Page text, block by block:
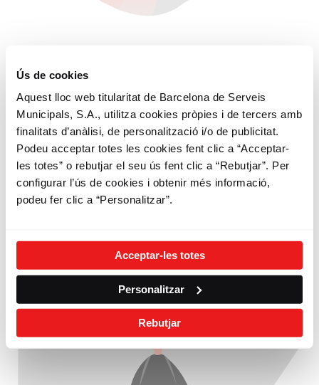
Ús de cookies
Aquest lloc web titularitat de Barcelona de Serveis
Municipals, S.A., utilitza cookies pròpies i de tercers amb
finalitats d’anàlisi, de personalització i/o de publicitat.
Podeu acceptar totes les cookies fent clic a “Acceptar-
les totes” o rebutjar el seu ús fent clic a “Rebutjar”. Per
configurar l’ús de cookies i obtenir més informació,
podeu fer clic a “Personalitzar”.
Acceptar-les totes
Personalitzar
Rebutjar
3
Fes Bicing
Sigues sostenible
Gaudeix dels teus desplaçaments
Circula amb respecte i civisme
Barcelona